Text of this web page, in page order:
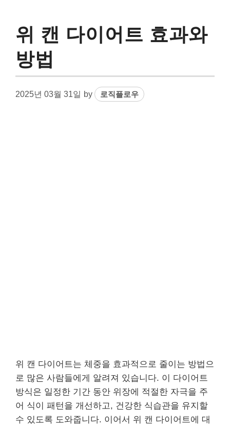
위 캔 다이어트 효과와
방법
2025년 03월 31일 by 로직플로우
위 캔 다이어트는 체중을 효과적으로 줄이는 방법으
로 많은 사람들에게 알려져 있습니다. 이 다이어트
방식은 일정한 기간 동안 위장에 적절한 자극을 주
어 식이 패턴을 개선하고, 건강한 식습관을 유지할
수 있도록 도와줍니다. 이어서 위 캔 다이어트에 대